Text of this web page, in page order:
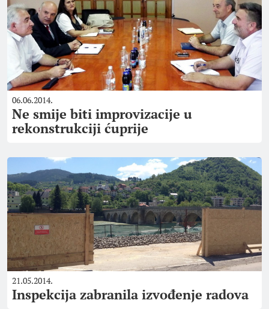
06.06.2014.
Ne smije biti improvizacije u
rekonstrukciji ćuprije
21.05.2014.
Inspekcija zabranila izvođenje radova